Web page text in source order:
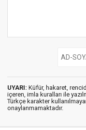
UYARI: Küfür, hakaret,
içeren, imla kuralları ile
Türkçe karakter
onaylanmamaktadır.